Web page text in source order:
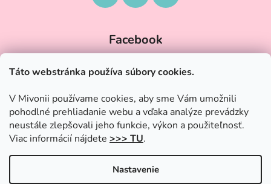
Táto webstránka používa súbory cookies.
V Mivonii používame cookies, aby sme Vám umožnili
pohodlné prehliadanie webu a vďaka analýze prevádzky
neustále zlepšovali jeho funkcie, výkon a použiteľnosť.
Viac informácií nájdete >>> TU.
Nastavenie
Facebook